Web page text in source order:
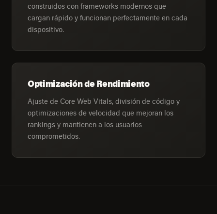
construidos con frameworks modernos que
cargan rápido y funcionan perfectamente en cada
dispositivo.
Optimización de Rendimiento
Ajuste de Core Web Vitals, división de código y
optimizaciones de velocidad que mejoran los
rankings y mantienen a los usuarios
comprometidos.